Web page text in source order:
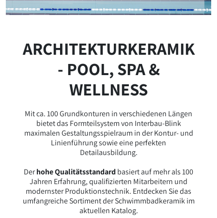
ARCHITEKTURKERAMIK
- POOL, SPA &
WELLNESS
Mit ca. 100 Grundkonturen in verschiedenen Längen
bietet das Formteilsystem von Interbau-Blink
maximalen Gestaltungsspielraum in der Kontur- und
Linienführung sowie eine perfekten
Detailausbildung.
Derhohe Qualitätsstandard basiert auf mehr als 100
Jahren Erfahrung, qualifizierten Mitarbeitern und
modernster Produktionstechnik. Entdecken Sie das
umfangreiche Sortiment der Schwimmbadkeramik im
aktuellen Katalog.